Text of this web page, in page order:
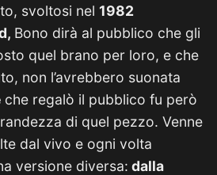
svoltosi nel 1982
Bono dirà al pubblico che gli
quel brano per loro, e che
non l’avrebbero suonata
che regalò il pubblico fu però
di quel pezzo. Venne
dal vivo e ogni volta
versione diversa: dalla